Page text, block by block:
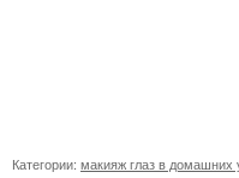
Категории: макияж глаз в домашних